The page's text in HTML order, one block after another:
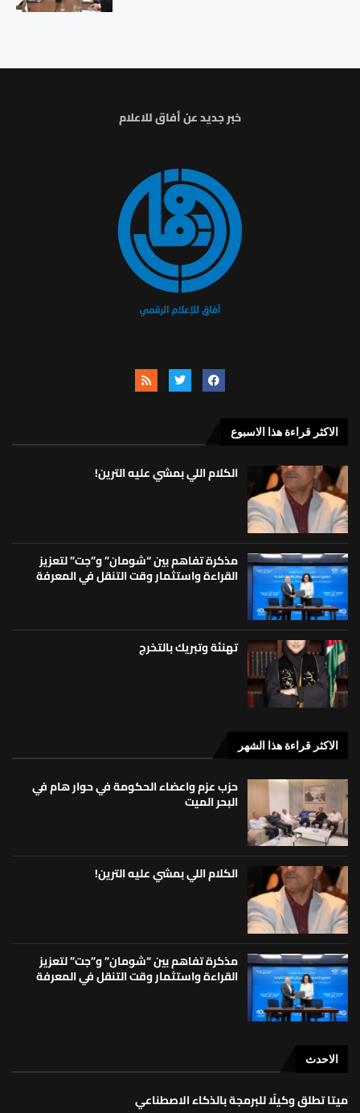
خبر جديد عن أفاق للاعلام
الاكثر قراءة هذا الاسبوع
الكلام اللي بمشي عليه الترين!
مذكرة تفاهم بين “شومان” و”جت” لتعزيز
القراءة واستثمار وقت التنقل في المعرفة
تهنئة وتبريك بالتخرج
الاكثر قراءة هذا الشهر
حزب عزم واعضاء الحكومة في حوار هام في
البحر الميت
الكلام اللي بمشي عليه الترين!
مذكرة تفاهم بين “شومان” و”جت” لتعزيز
القراءة واستثمار وقت التنقل في المعرفة
الاحدث
ميتا تطلق وكيلًا للبرمجة بالذكاء الاصطناعي